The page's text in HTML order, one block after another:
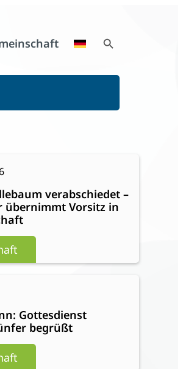
verabschiedet –
übernimmt Vorsitz in
Gottesdienst
begrüßt